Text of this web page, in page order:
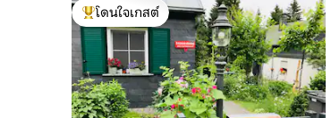
โดนใจเกสต์ที่สุด
โดนใจเกสต์